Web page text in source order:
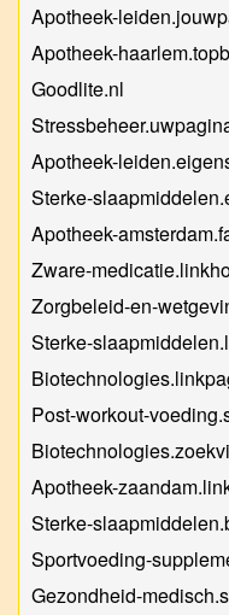
Apotheek-
Apotheek-
Goodlite.nl
Apotheek-
Sterke-
Apotheek-
Zware-
Zorgbeleid-en-
Sterke-
Post-workout-
Apotheek-
Sterke-
Sportvoeding-
Gezondheid-